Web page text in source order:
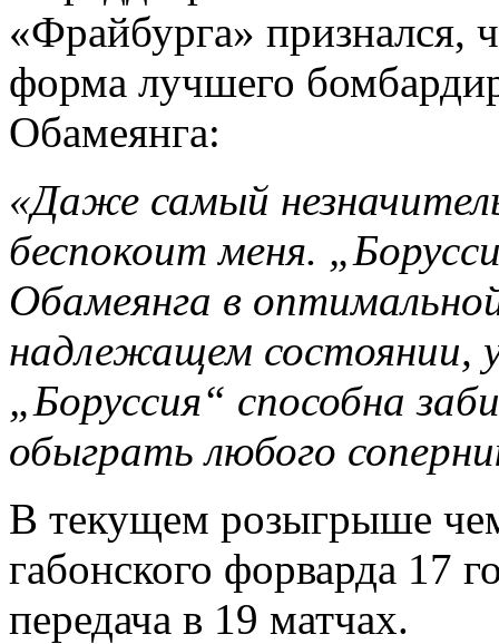
«Фрайбурга» признался,
форма лучшего
Обамеянга:
«Даже самый
беспокоит меня.
Обамеянга в
надлежащем состоянии,
„Боруссия“ способна
обыграть любого
В текущем розыгрыше
габонского форварда 17
передача в 19 матчах.